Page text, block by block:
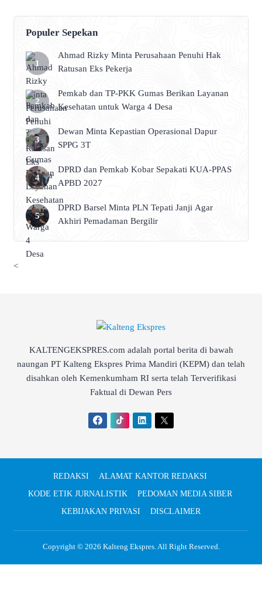
Populer Sepekan
Ahmad Rizky Minta Perusahaan Penuhi Hak
Ratusan Eks Pekerja
Pemkab dan TP-PKK Gumas Berikan Layanan
Kesehatan untuk Warga 4 Desa
Dewan Minta Kepastian Operasional Dapur
SPPG 3T
DPRD dan Pemkab Kobar Sepakati KUA-PPAS
APBD 2027
DPRD Barsel Minta PLN Tepati Janji Agar
Akhiri Pemadaman Bergilir
<
KALTENGEKSPRES.com adalah portal berita di bawah
naungan PT Kalteng Ekspres Prima Mandiri (KEPM) dan telah
disahkan oleh Kemenkumham RI serta telah Terverifikasi
Faktual di Dewan Pers
REDAKSI
ALAMAT KANTOR REDAKSI
KODE ETIK JURNALISTIK
PEDOMAN MEDIA SIBER
KEBIJAKAN PRIVASI
DISCLAIMER
Copyright © 2026 Kalteng Ekspres. All Right Reserved.